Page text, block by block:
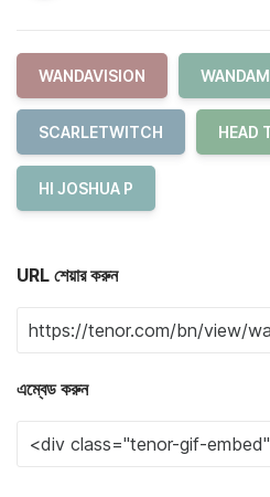
WANDAVISION
SCARLETWITCH HEAD
HI JOSHUA P
URL শেয়ার করুন
এম্বেড করুন